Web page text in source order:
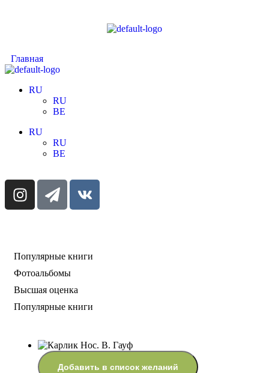
Главная
RU
RU
BE
RU
RU
BE
Популярные книги
Фотоальбомы
Высшая оценка
Популярные книги
Добавить в список желаний